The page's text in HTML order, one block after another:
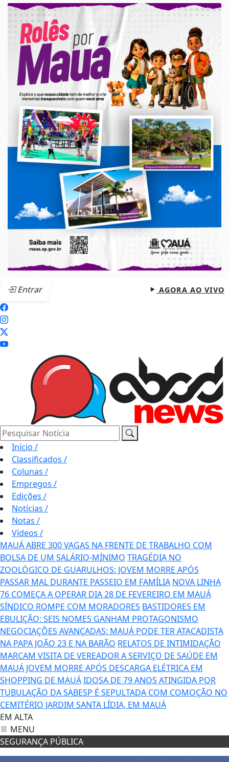
Entrar AGORA AO VIVO
Pesquisar Notícia
Início /
Classificados /
Colunas /
Empregos /
Edições /
Notícias /
Notas /
Vídeos /
MAUÁ ABRE 300 VAGAS NA FRENTE DE TRABALHO COM
BOLSA DE UM SALÁRIO-MÍNIMO TRAGÉDIA NO
ZOOLÓGICO DE GUARULHOS: JOVEM MORRE APÓS
PASSAR MAL DURANTE PASSEIO EM FAMÍLIA NOVA LINHA
76 COMEÇA A OPERAR DIA 28 DE FEVEREIRO EM MAUÁ
SÍNDICO ROMPE COM MORADORES BASTIDORES EM
EBULIÇÃO: SEIS NOMES GANHAM PROTAGONISMO
NEGOCIAÇÕES AVANÇADAS: MAUÁ PODE TER ATACADISTA
NA PAPA JOÃO 23 E NA BARÃO RELATOS DE INTIMIDAÇÃO
MARCAM VISITA DE VEREADOR A SERVIÇO DE SAÚDE EM
MAUÁ JOVEM MORRE APÓS DESCARGA ELÉTRICA EM
SHOPPING DE MAUÁIDOSA DE 79 ANOS ATINGIDA POR
TUBULAÇÃO DA SABESP É SEPULTADA COM COMOÇÃO NO
CEMITÉRIO JARDIM SANTA LÍDIA, EM MAUÁ
EM ALTA
MENU
SEGURANÇA PÚBLICA